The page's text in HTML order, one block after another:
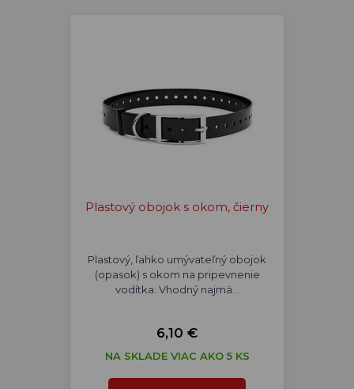
Plastový obojok s okom, čierny
Plastový, ľahko umývateľný obojok
(opasok) s okom na pripevnenie
vodítka. Vhodný najmä…
6,10 €
NA SKLADE VIAC AKO 5 KS